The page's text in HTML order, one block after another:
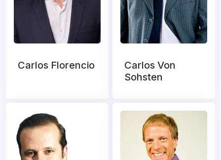
Carlos Florencio
Carlos Von
Sohsten